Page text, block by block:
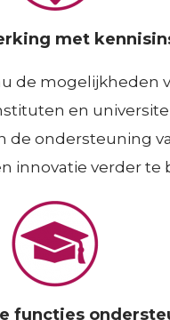
met
de mogelijkheden
en
ondersteuning
innovatie verder te
functies